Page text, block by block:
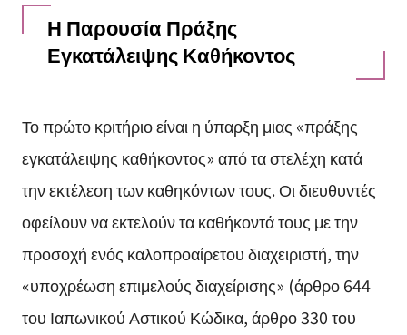
Η Παρουσία Πράξης
Εγκατάλειψης Καθήκοντος
Το πρώτο κριτήριο είναι η ύπαρξη μιας «πράξης
εγκατάλειψης καθήκοντος» από τα στελέχη κατά
την εκτέλεση των καθηκόντων τους. Οι διευθυντές
οφείλουν να εκτελούν τα καθήκοντά τους με την
προσοχή ενός καλοπροαίρετου διαχειριστή, την
«υποχρέωση επιμελούς διαχείρισης» (άρθρο 644
του Ιαπωνικού Αστικού Κώδικα, άρθρο 330 του